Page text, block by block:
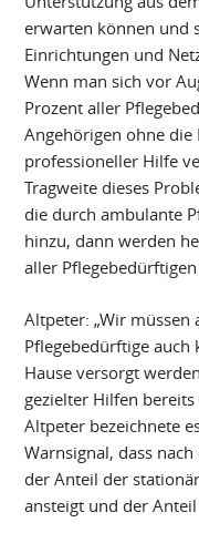
erwarten können und
Einrichtungen und
Wenn man sich vor
Prozent aller
Angehörigen ohne
professioneller Hilfe
Tragweite dieses
die durch ambulante
hinzu, dann werden
aller
Altpeter: „Wir müssen
Pflegebedürftige auch
Hause versorgt
gezielter Hilfen
Altpeter bezeichnete
Warnsignal, dass
der Anteil der
ansteigt und der